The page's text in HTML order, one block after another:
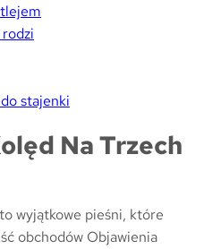
stajenki
Na Trzech
wyjątkowe pieśni, które
obchodów Objawienia